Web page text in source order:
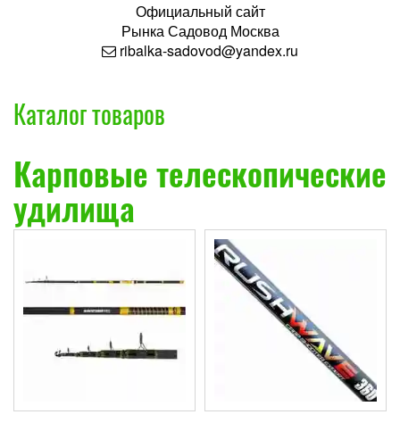
Официальный сайт
РынкаСадовод Москва
ribalka-sadovod@yandex.ru
Каталог товаров
Карповые телескопические
удилища